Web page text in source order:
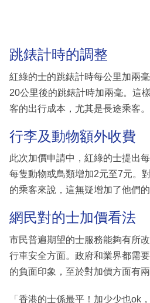
跳錶計時的調整
紅綠的士的跳錶計時每公里加兩
20公里後的跳錶計時加兩毫。這
客的出行成本，尤其是長途乘客。
行李及動物額外收費
此次加價申請中，紅綠的士提出
每隻動物或鳥類增加2元至7元。
的乘客來說，這無疑增加了他們的
網民對的士加價看法
市民普遍期望的士服務能夠有所
行車安全方面。政府和業界都需
的負面印象，至於對加價方面有兩
「香港的士係最平！加少少也ok